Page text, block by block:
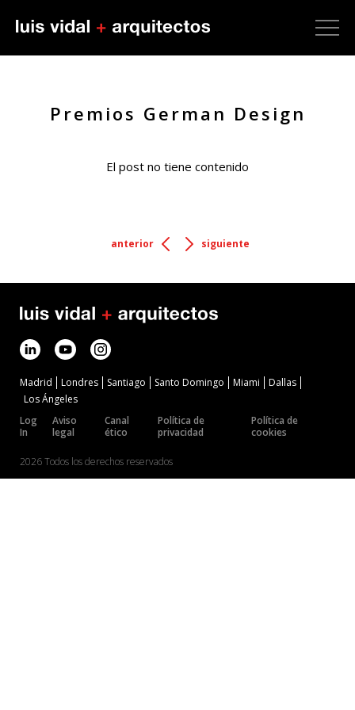
Premios German Design
El post no tiene contenido
anterior siguiente
Madrid Londres Santiago Santo Domingo Miami
Dallas
Los Ángeles
Log
In
Aviso
legal
Canal
ético
Política de
privacidad
Política de
cookies
2026 Todos los derechos reservados